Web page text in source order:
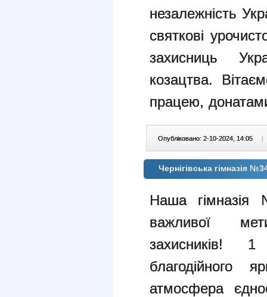
незалежність
святкові
захисниць
козацтва.
працею,
Опубліковано: 2-10-2024, 14:05 |
Чернігівська гімназія
Наша
важливої
захисників!
благодійного
атмосфера